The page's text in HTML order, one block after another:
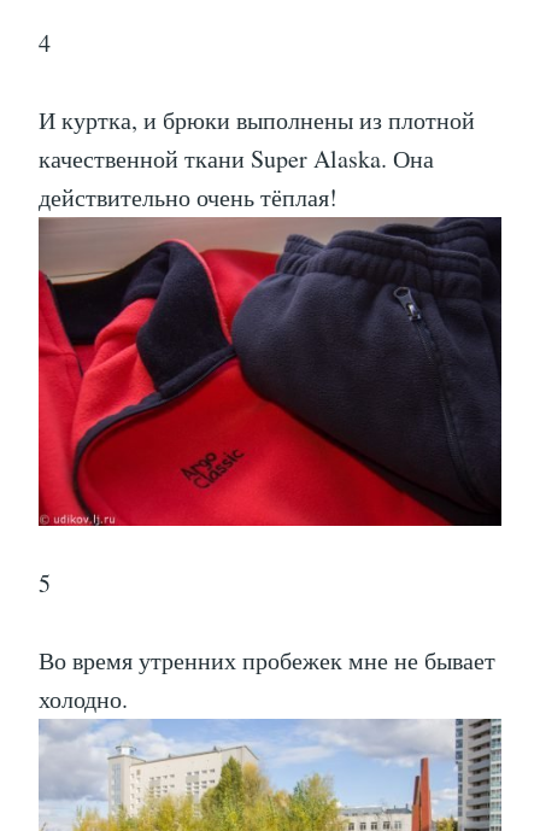
4
И куртка, и брюки выполнены из плотной
качественной ткани Super Alaska. Она
действительно очень тёплая!
5
Во время утренних пробежек мне не бывает
холодно.